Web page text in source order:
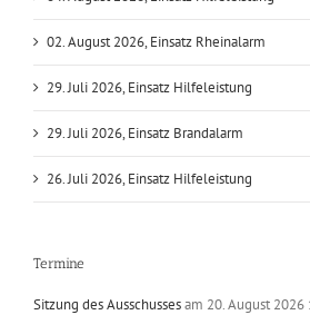
02. August 2026, Einsatz Rheinalarm
29. Juli 2026, Einsatz Hilfeleistung
29. Juli 2026, Einsatz Brandalarm
26. Juli 2026, Einsatz Hilfeleistung
Termine
Sitzung des Ausschussesam 20. August 2026